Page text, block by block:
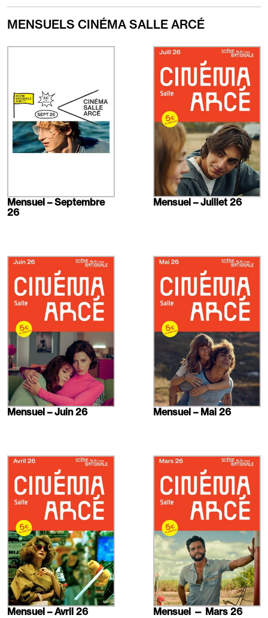
MENSUELS CINÉMA SALLE ARCÉ
Mensuel – Septembre
26
En
Mensuel – Juillet 26
En
plus
Mensuel – Juin 26
En
plus
Mensuel – Mai 26
En
plus
Mensuel – Avril 26
En
plus
Mensuel — Mars 26
En
plus